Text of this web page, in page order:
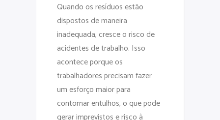
Quando os resíduos estão
dispostos de maneira
inadequada, cresce o risco de
acidentes de trabalho. Isso
acontece porque os
trabalhadores precisam fazer
um esforço maior para
contornar entulhos, o que pode
gerar imprevistos e risco à